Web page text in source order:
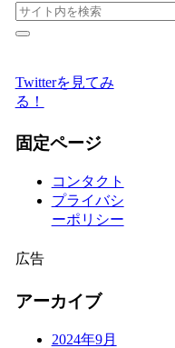
Twitterを見てみ
る！
固定ページ
コンタクト
プライバシ
ーポリシー
広告
アーカイブ
2024年9月